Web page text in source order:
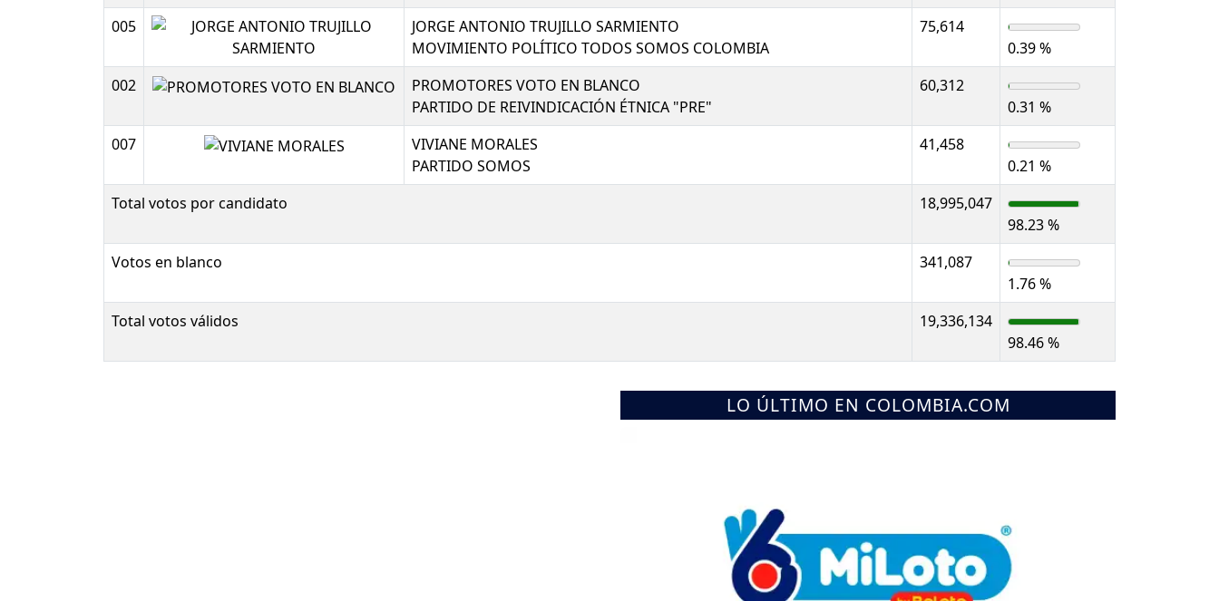
005
JORGE ANTONIO TRUJILLO SARMIENTO
MOVIMIENTO POLÍTICO TODOS SOMOS COLOMBIA
75,614
0.39 %
002
PROMOTORES VOTO EN BLANCO
PARTIDO DE REIVINDICACIÓN ÉTNICA "PRE"
60,312
0.31 %
007
VIVIANE MORALES
PARTIDO SOMOS
41,458
0.21 %
Total votos por candidato
18,995,047
98.23 %
Votos en blanco
341,087
1.76 %
Total votos válidos
19,336,134
98.46 %
LO ÚLTIMO EN COLOMBIA.COM